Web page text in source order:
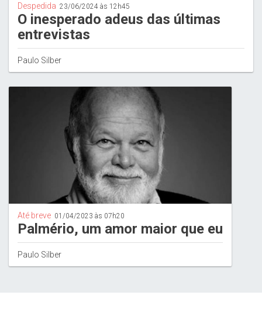
Despedida 23/06/2024 às 12h45
O inesperado adeus das últimas
entrevistas
Paulo Silber
Até breve 01/04/2023 às 07h20
Palmério, um amor maior que eu
Paulo Silber